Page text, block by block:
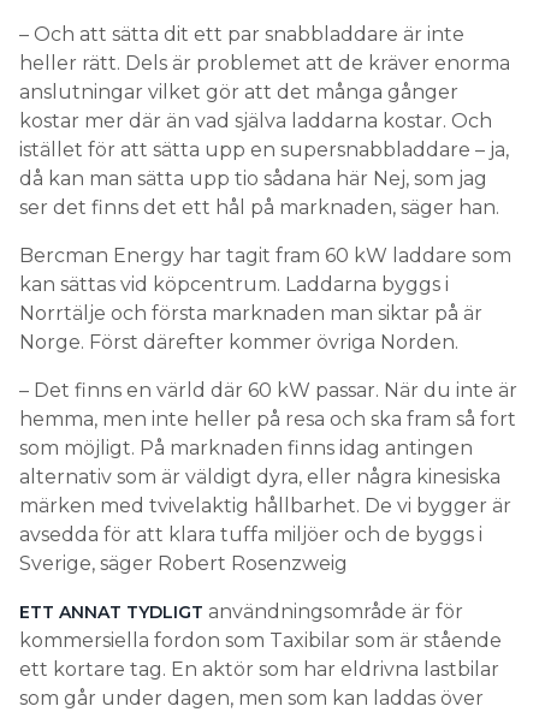
– Och att sätta dit ett par snabbladdare är inte
heller rätt. Dels är problemet att de kräver enorma
anslutningar vilket gör att det många gånger
kostar mer där än vad själva laddarna kostar. Och
istället för att sätta upp en supersnabbladdare – ja,
då kan man sätta upp tio sådana här Nej, som jag
ser det finns det ett hål på marknaden, säger han.
Bercman Energy har tagit fram 60 kW laddare som
kan sättas vid köpcentrum. Laddarna byggs i
Norrtälje och första marknaden man siktar på är
Norge. Först därefter kommer övriga Norden.
– Det finns en värld där 60 kW passar. När du inte är
hemma, men inte heller på resa och ska fram så fort
som möjligt. På marknaden finns idag antingen
alternativ som är väldigt dyra, eller några kinesiska
märken med tvivelaktig hållbarhet. De vi bygger är
avsedda för att klara tuffa miljöer och de byggs i
Sverige, säger Robert Rosenzweig
ETT ANNAT TYDLIGT användningsområde är för
kommersiella fordon som Taxibilar som är stående
ett kortare tag. En aktör som har eldrivna lastbilar
som går under dagen, men som kan laddas över